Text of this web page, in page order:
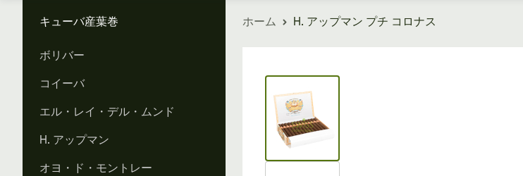
キューバ産葉巻
ボリバー
コイーバ
エル・レイ・デル・ムンド
H. アップマン
オヨ・ド・モントレー
ホーム H. アップマン プチ コロナス
View larger image